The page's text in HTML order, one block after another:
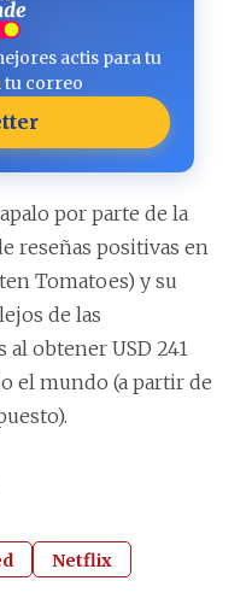
actis para tu
tu correo
por parte de la
reseñas positivas en
Tomatoes) y su
de las
al obtener USD 241
el mundo (a partir de
Netflix